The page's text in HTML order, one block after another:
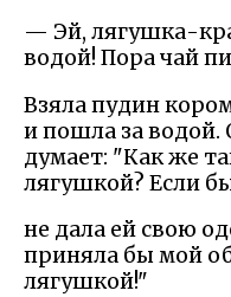
— Эй, лягушка-
водой! Пора чай
Взяла пудин
и пошла за водой.
думает: "Как же
лягушкой? Если
не дала ей свою
приняла бы мой
лягушкой!"